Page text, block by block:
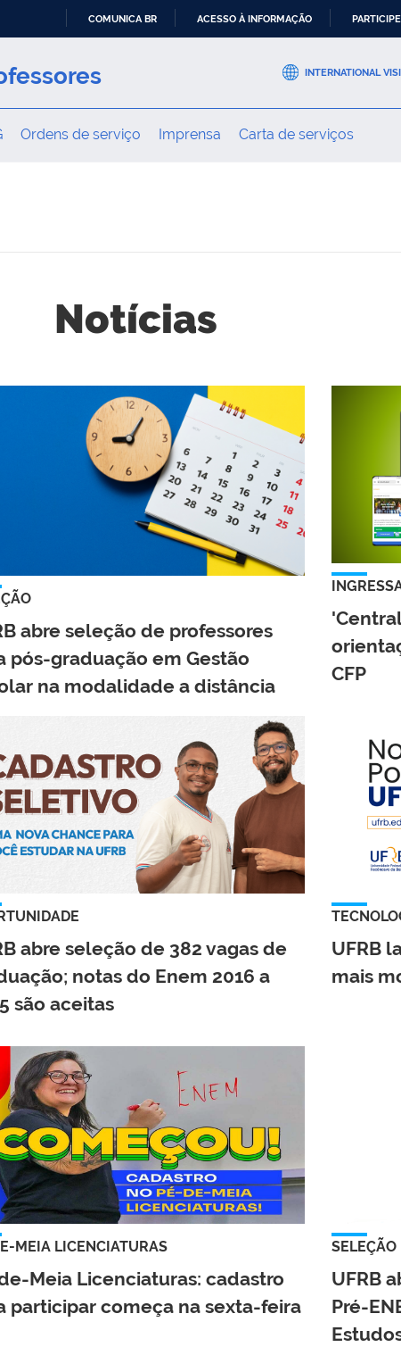
CONTEÚDO
COMUNICA BR ACESSO À INFORMAÇÃO PARTICIPE
INTERNATIONAL
Ordens de serviço Imprensa Carta de serviços
Notícias
abre seleção de professores
pós-graduação em Gestão
na modalidade a distância
CFP
abre seleção de 382 vagas de
notas do Enem 2016 a
são aceitas
UFRB
mais
MEIA LICENCIATURAS
Meia Licenciaturas: cadastro
participar começa na sexta-feira
SELEÇÃO
UFRB
Pré-